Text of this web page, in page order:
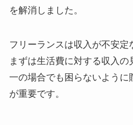
を解消しました。
フリーランスは収入が不安定
まずは生活費に対する収入
一の場合でも困らないように
が重要です。